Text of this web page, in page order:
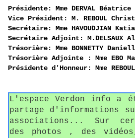
Présidente: Mme DERVAL Béatrice
Vice Président: M. REBOUL
Secrétaire: Mme HAVOUDJIAN Katia
Secrétaire Adjoint: M.DELSAUX
Trésorière: Mme BONNETTY
Trésorière Adjointe : Mme EBO
Présidente d'Honneur: Mme
L'espace Verdon info a
partage d'informations
associations... Sur
des photos , des